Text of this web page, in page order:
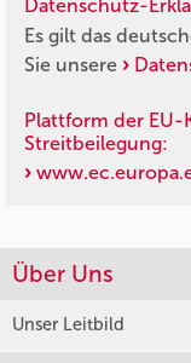
Über Uns
Unser Leitbild
Datenschutz-
Es gilt das
Sie unsere
Plattform der
Streitbeilegung: